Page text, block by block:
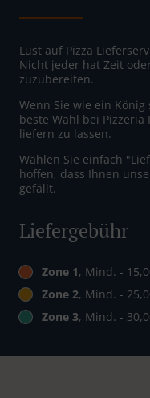
Lust auf Pizza
Nicht jeder hat Zeit
zuzubereiten.
Wenn Sie wie ein
beste Wahl bei
liefern zu lassen.
Wählen Sie einfach
hoffen, dass Ihnen
gefällt.
Liefergebühr
Zone 1, Mind. -
Zone 2, Mind. -
Zone 3, Mind. -